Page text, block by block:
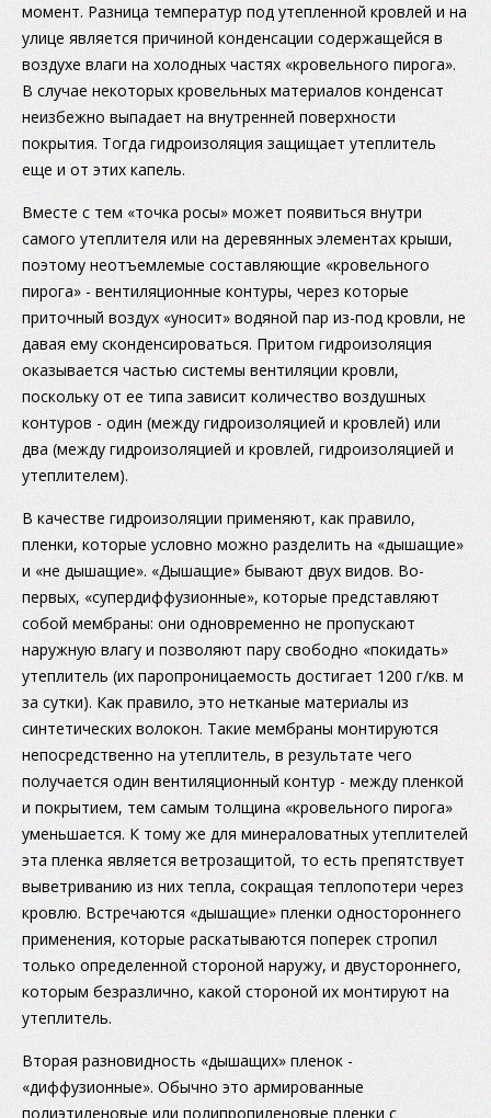
момент. Разница температур под утепленной кровлей и на
улице является причиной конденсации содержащейся в
воздухе влаги на холодных частях «кровельного пирога».
В случае некоторых кровельных материалов конденсат
неизбежно выпадает на внутренней поверхности
покрытия. Тогда гидроизоляция защищает утеплитель
еще и от этих капель.
Вместе с тем «точка росы» может появиться внутри
самого утеплителя или на деревянных элементах крыши,
поэтому неотъемлемые составляющие «кровельного
пирога» - вентиляционные контуры, через которые
приточный воздух «уносит» водяной пар из-под кровли, не
давая ему сконденсироваться. Притом гидроизоляция
оказывается частью системы вентиляции кровли,
поскольку от ее типа зависит количество воздушных
контуров - один (между гидроизоляцией и кровлей) или
два (между гидроизоляцией и кровлей, гидроизоляцией и
утеплителем).
В качестве гидроизоляции применяют, как правило,
пленки, которые условно можно разделить на «дышащие»
и «не дышащие». «Дышащие» бывают двух видов. Во-
первых, «супердиффузионные», которые представляют
собой мембраны: они одновременно не пропускают
наружную влагу и позволяют пару свободно «покидать»
утеплитель (их паропроницаемость достигает 1200 г/кв. м
за сутки). Как правило, это нетканые материалы из
синтетических волокон. Такие мембраны монтируются
непосредственно на утеплитель, в результате чего
получается один вентиляционный контур - между пленкой
и покрытием, тем самым толщина «кровельного пирога»
уменьшается. К тому же для минераловатных утеплителей
эта пленка является ветрозащитой, то есть препятствует
выветриванию из них тепла, сокращая теплопотери через
кровлю. Встречаются «дышащие» пленки одностороннего
применения, которые раскатываются поперек стропил
только определенной стороной наружу, и двустороннего,
которым безразлично, какой стороной их монтируют на
утеплитель.
Вторая разновидность «дышащих» пленок -
«диффузионные». Обычно это армированные
полиэтиленовые или полипропиленовые пленки с